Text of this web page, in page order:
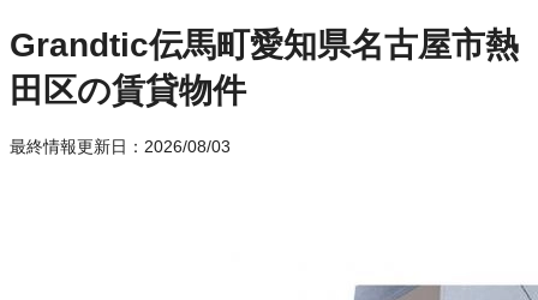
Grandtic伝馬町愛知県名古屋市熱
田区の賃貸物件
最終情報更新日：2026/08/03